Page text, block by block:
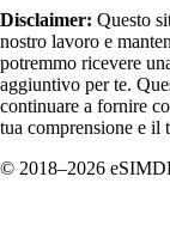
Disclaimer: Questo
nostro lavoro e
potremmo ricevere
aggiuntivo per te.
continuare a fornire
tua comprensione e il
© 2018–2026